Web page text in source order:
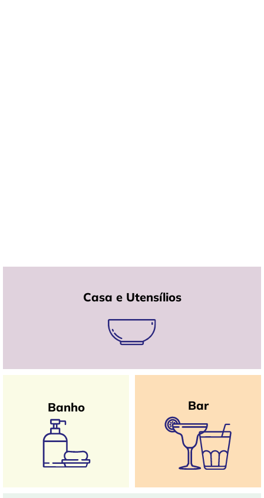
Casa e Utensílios
Banho Bar